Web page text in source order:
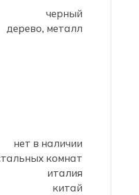
черный
дерево, металл
нет в наличии
комнат
италия
китай